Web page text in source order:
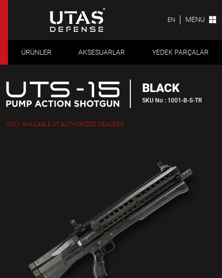
EN MENU
ÜRÜNLER AKSESUARLAR YEDEK PARÇALAR
BLACK
SKU No : 1001-B-S-TR
ONLY AVAILABLE AT AUTHORIZED DEALERS